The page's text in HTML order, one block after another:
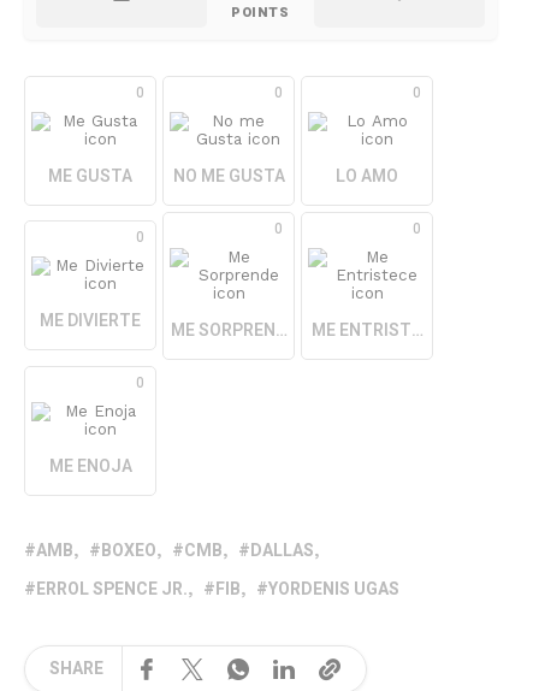
POINTS
0
ME GUSTA
0
NO ME GUSTA
0
LO AMO
0
ME DIVIERTE
0
ME SORPRENDE
0
ME ENTRISTECE
0
ME ENOJA
AMB BOXEO CMB
DALLAS
ERROL SPENCE JR.
FIB YORDENIS UGAS
SHARE